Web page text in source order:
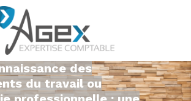
des
du travail ou